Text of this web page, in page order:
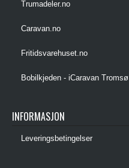
Trumadeler.no
Caravan.no
Fritidsvarehuset.no
Bobilkjeden - iCaravan Tromsø
INFORMASJON
Leveringsbetingelser